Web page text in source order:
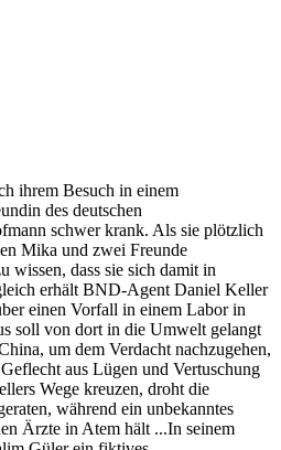
ihrem Besuch in einem
des deutschen
schwer krank. Als sie plötzlich
Mika und zwei Freunde
wissen, dass sie sich damit in
erhält BND-Agent Daniel Keller
einen Vorfall in einem Labor in
soll von dort in die Umwelt gelangt
um dem Verdacht nachzugehen,
aus Lügen und Vertuschung
Wege kreuzen, droht die
während ein unbekanntes
Ärzte in Atem hält ...In seinem